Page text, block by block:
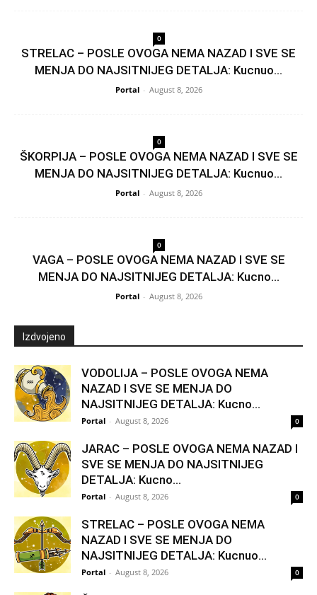
0
STRELAC – POSLE OVOGA NEMA NAZAD I SVE SE
MENJA DO NAJSITNIJEG DETALJA: Kucnuo...
Portal - August 8, 2026
0
ŠKORPIJA – POSLE OVOGA NEMA NAZAD I SVE SE
MENJA DO NAJSITNIJEG DETALJA: Kucnuo...
Portal - August 8, 2026
0
VAGA – POSLE OVOGA NEMA NAZAD I SVE SE
MENJA DO NAJSITNIJEG DETALJA: Kucno...
Portal - August 8, 2026
Izdvojeno
VODOLIJA – POSLE OVOGA NEMA
NAZAD I SVE SE MENJA DO
NAJSITNIJEG DETALJA: Kucno...
Portal - August 8, 2026 0
JARAC – POSLE OVOGA NEMA NAZAD I
SVE SE MENJA DO NAJSITNIJEG
DETALJA: Kucno...
Portal - August 8, 2026 0
STRELAC – POSLE OVOGA NEMA
NAZAD I SVE SE MENJA DO
NAJSITNIJEG DETALJA: Kucnuo...
Portal - August 8, 2026 0